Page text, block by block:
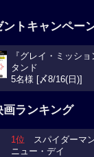
ントキャンペー
『グレイ・ミッシ
タンド
5名様 [〆8/16(日)]
画ランキング
1位 スパイダーマ
ニュー・デイ